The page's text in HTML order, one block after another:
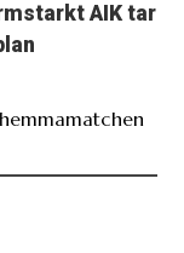
AIK tar